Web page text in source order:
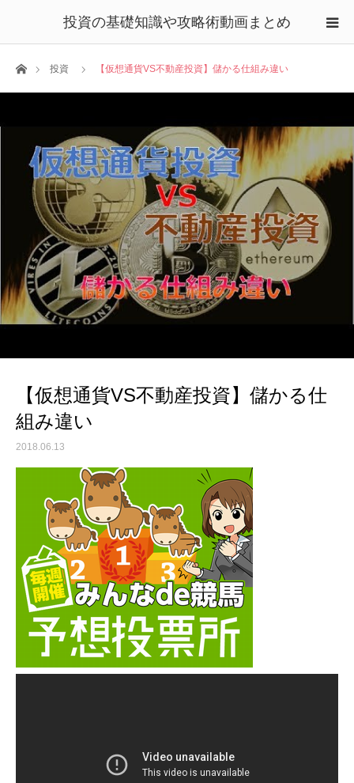
投資の基礎知識や攻略術動画まとめ
ホーム投資 【仮想通貨VS不動産投資】儲かる仕組み違い
【仮想通貨VS不動産投資】儲かる仕
組み違い
2018.06.13